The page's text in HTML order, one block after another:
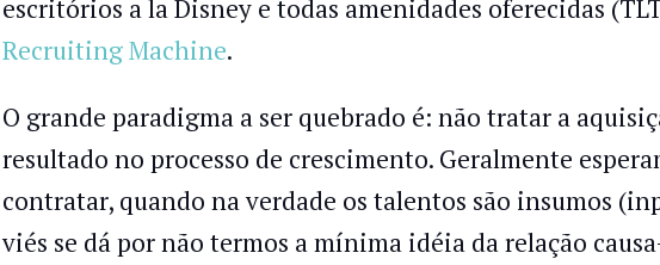
escritórios a la Disney e todas amenidades oferecidas
Recruiting Machine.
O grande paradigma a ser quebrado é: não tratar a
resultado no processo de crescimento. Geralmente
contratar, quando na verdade os talentos são insumos
viés se dá por não termos a mínima idéia da relação